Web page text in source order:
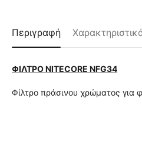
Περιγραφή
ΦΙΛΤΡΟ NITECORE NFG34
Φίλτρο πράσινου χρώματος για